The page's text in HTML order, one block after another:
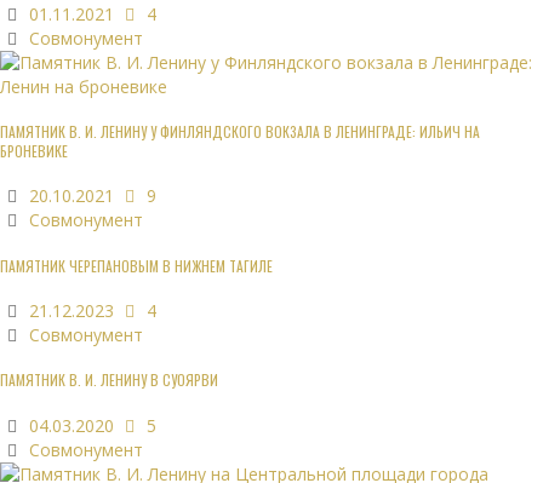
01.11.2021
4
Совмонумент
ПАМЯТНИК В. И. ЛЕНИНУ У ФИНЛЯНДСКОГО ВОКЗАЛА В ЛЕНИНГРАДЕ: ИЛЬИЧ НА
БРОНЕВИКЕ
20.10.2021
9
Совмонумент
ПАМЯТНИК ЧЕРЕПАНОВЫМ В НИЖНЕМ ТАГИЛЕ
21.12.2023
4
Совмонумент
ПАМЯТНИК В. И. ЛЕНИНУ В СУОЯРВИ
04.03.2020
5
Совмонумент